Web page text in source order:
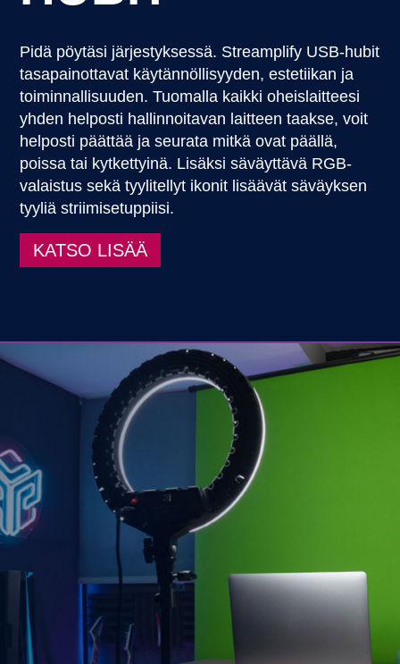
Pidä pöytäsi järjestyksessä. Streamplify USB-hubit
tasapainottavat käytännöllisyyden, estetiikan ja
toiminnallisuuden. Tuomalla kaikki oheislaitteesi
yhden helposti hallinnoitavan laitteen taakse, voit
helposti päättää ja seurata mitkä ovat päällä,
poissa tai kytkettyinä. Lisäksi säväyttävä RGB-
valaistus sekä tyylitellyt ikonit lisäävät säväyksen
tyyliä striimisetuppiisi.
KATSO LISÄÄ